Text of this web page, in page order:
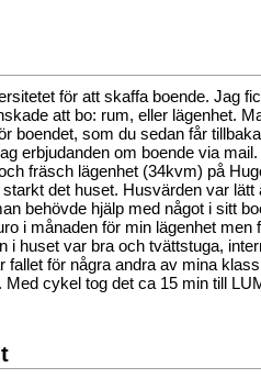
för att skaffa boende. Jag
att bo: rum, eller lägenhet.
boendet, som du sedan får
erbjudanden om boende via
fräsch lägenhet (34kvm) på
det huset. Husvärden var lätt
behövde hjälp med något i sitt
i månaden för min lägenhet men
i huset var bra och tvättstuga,
fallet för några andra av mina
Med cykel tog det ca 15 min till